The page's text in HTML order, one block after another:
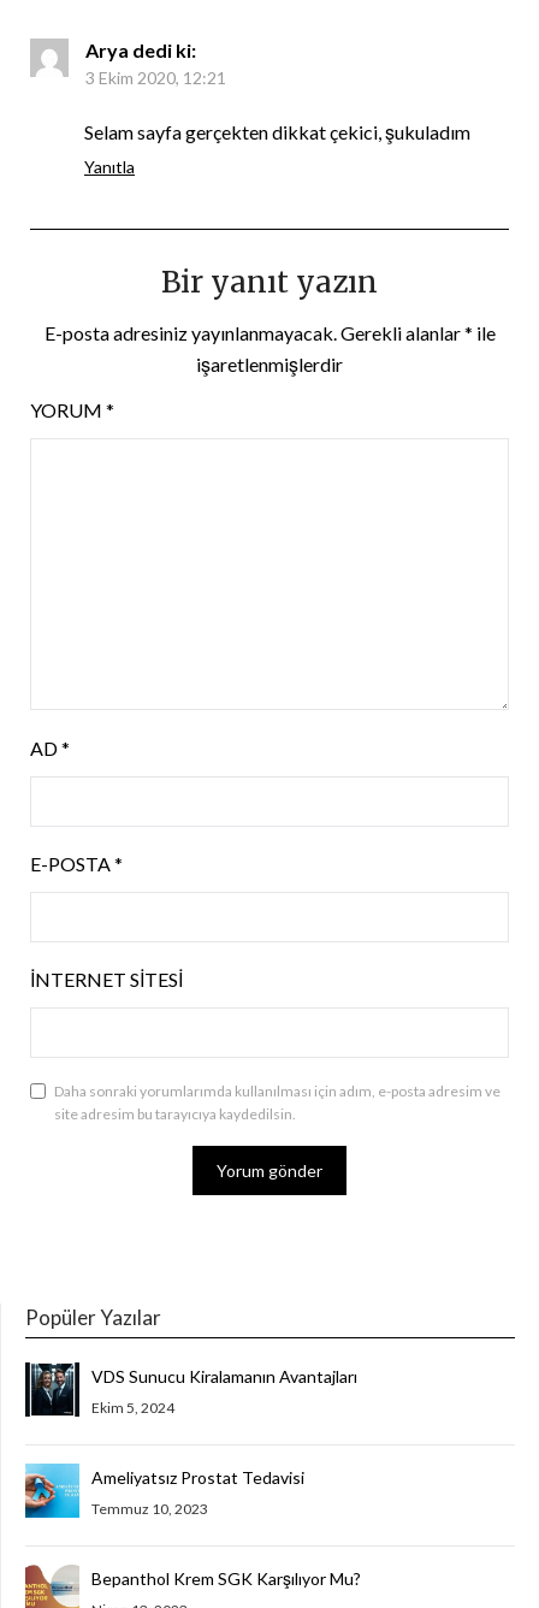
Arya dedi ki:
3 Ekim 2020, 12:21
Selam sayfa gerçekten dikkat çekici, şukuladım
Yanıtla
Bir yanıt yazın
E-posta adresiniz yayınlanmayacak. Gerekli alanlar* ile
işaretlenmişlerdir
YORUM *
AD*
E-POSTA *
İNTERNET SITESI
Daha sonraki yorumlarımda kullanılması için adım, e-posta adresim ve
site adresim bu tarayıcıya kaydedilsin.
Popüler Yazılar
VDS Sunucu Kiralamanın Avantajları
Ekim 5, 2024
Ameliyatsız Prostat Tedavisi
Temmuz 10, 2023
Bepanthol Krem SGK Karşılıyor Mu?